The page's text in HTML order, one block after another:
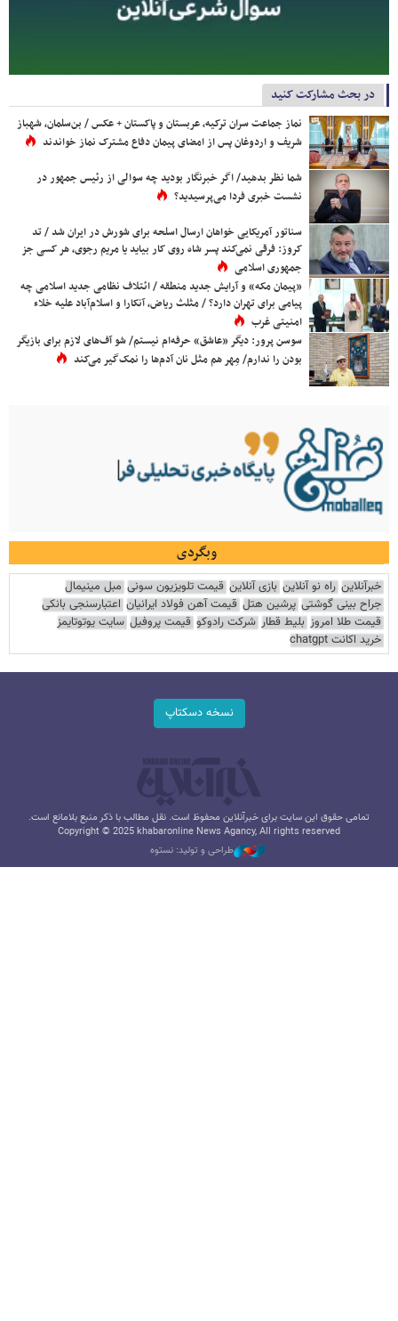
در بحث مشارکت کنید
نماز جماعت سران ترکیه، عربستان و پاکستان + عکس / بن‌سلمان، شهباز
شریف و اردوغان پس از امضای پیمان دفاع مشترک نماز خواندند
شما نظر بدهید/ اگر خبرنگار بودید چه سوالی از رئیس جمهور در
نشست خبری فردا می‌پرسیدید؟
سناتور آمریکایی خواهان ارسال اسلحه برای شورش در ایران شد / تد
کروز: فرقی نمی‌کند پسر شاه روی کار بیاید یا مریم رجوی، هر کسی جز
جمهوری اسلامی
«پیمان مکه» و آرایش جدید منطقه / ائتلاف نظامی جدید اسلامی چه
پیامی برای تهران دارد؟ / مثلث ریاض، آنکارا و اسلام‌آباد علیه خلاء
امنیتی غرب
سوسن پرور: دیگر «عاشق» حرفه‌ام نیستم/ شو آف‌های لازم برای بازیگر
بودن را ندارم/ مِهر هم مثل نان آدم‌ها را نمک‌گیر می‌کند
وبگردی
خبرآنلاین راه نو آنلاین بازی آنلاین قیمت تلویزیون سونی مبل مینیمال
جراح بینی گوشتی پرشین هتل قیمت آهن فولاد ایرانیان اعتبارسنجی بانکی
قیمت طلا امروز بلیط قطار شرکت رادوکو قیمت پروفیل سایت یوتوتایمز
خرید اکانت chatgpt
نسخه دسکتاپ
تمامی حقوق این سایت برای خبرآنلاین محفوظ است. نقل مطالب با ذکر منبع بلامانع است.
Copyright © 2025 khabaronline News Agancy, All rights reserved
طراحی و تولید: نستوه